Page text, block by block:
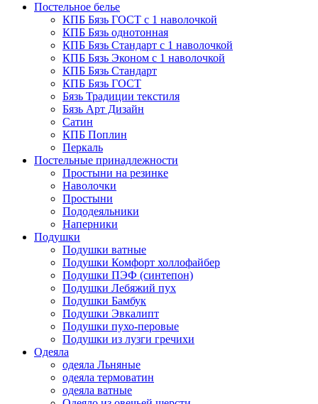
Постельное белье
КПБ Бязь ГОСТ c 1 наволочкой
КПБ Бязь однотонная
КПБ Бязь Стандарт c 1 наволочкой
КПБ Бязь Эконом с 1 наволочкой
КПБ Бязь Стандарт
КПБ Бязь ГОСТ
Бязь Традиции текстиля
Бязь Арт Дизайн
Сатин
КПБ Поплин
Перкаль
Постельные принадлежности
Простыни на резинке
Наволочки
Простыни
Пододеяльники
Наперники
Подушки
Подушки ватные
Подушки Комфорт холлофайбер
Подушки ПЭФ (синтепон)
Подушки Лебяжий пух
Подушки Бамбук
Подушки Эвкалипт
Подушки пухо-перовые
Подушки из лузги гречихи
Одеяла
одеяла Льняные
одеяла термоватин
одеяла ватные